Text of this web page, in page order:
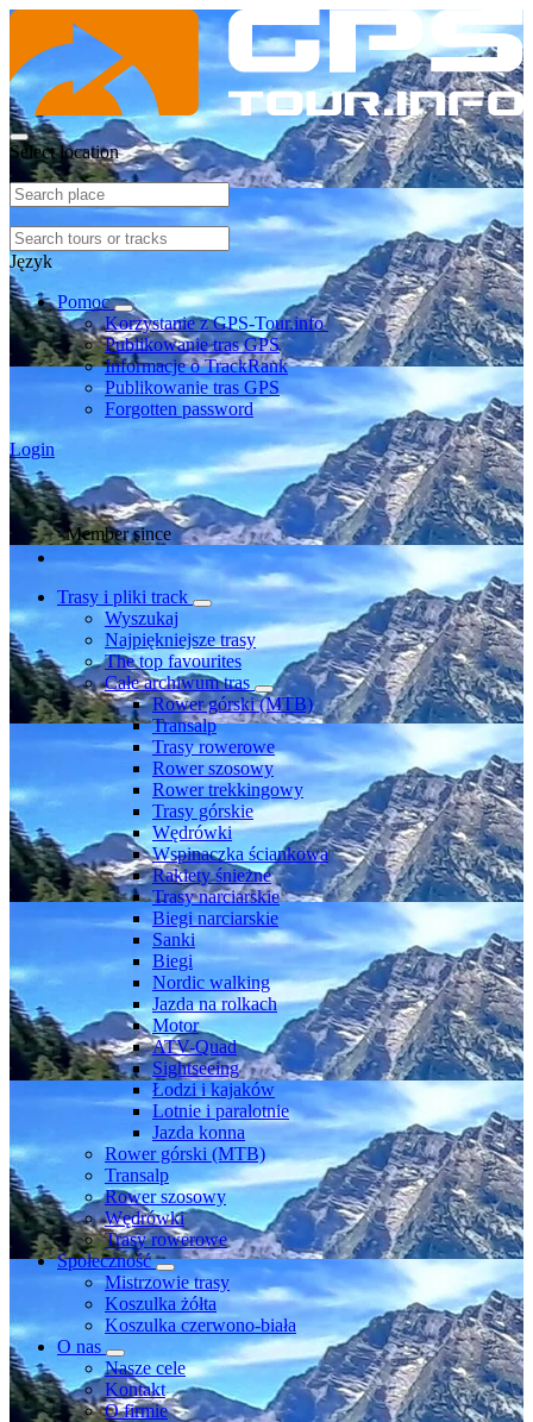
Select location
Język
Pomoc
Korzystanie z GPS-Tour.info
Publikowanie tras GPS
Informacje o TrackRank
Publikowanie tras GPS
Forgotten password
Login
Member since
Trasy i pliki track
Wyszukaj
Najpiękniejsze trasy
The top favourites
Całe archiwum tras
Rower górski (MTB)
Transalp
Trasy rowerowe
Rower szosowy
Rower trekkingowy
Trasy górskie
Wędrówki
Wspinaczka ściankowa
Rakiety śnieżne
Trasy narciarskie
Biegi narciarskie
Sanki
Biegi
Nordic walking
Jazda na rolkach
Motor
ATV-Quad
Sightseeing
Łodzi i kajaków
Lotnie i paralotnie
Jazda konna
Rower górski (MTB)
Transalp
Rower szosowy
Wędrówki
Trasy rowerowe
Społeczność
Mistrzowie trasy
Koszulka żółta
Koszulka czerwono-biała
O nas
Nasze cele
Kontakt
O firmie